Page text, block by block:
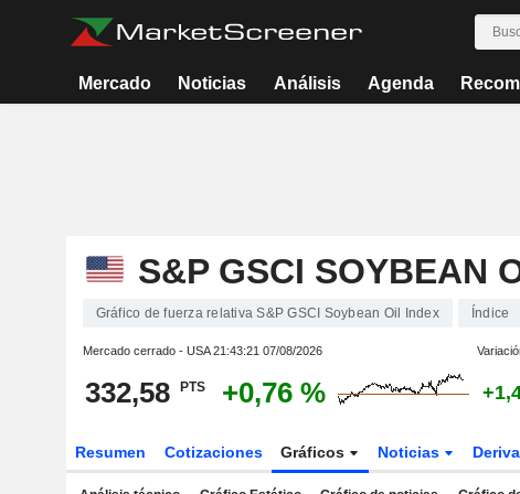
Mercado Noticias Análisis Agenda
S&P GSCI SOYBEAN
Gráfico de fuerza relativa S&P GSCI Soybean Oil Index Índice
Mercado cerrado - USA21:43:21 07/08/2026
332,58 PTS +0,76 %
Resumen Cotizaciones Gráficos Noticias